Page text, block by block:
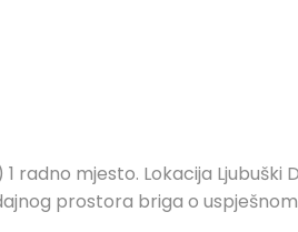
mjesto. Lokacija Ljubuški
prostora briga o